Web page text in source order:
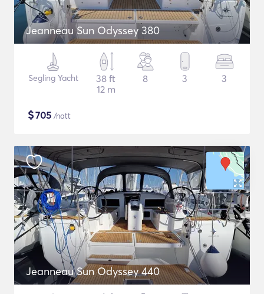
Jeanneau Sun Odyssey 380
Segling Yacht
38 ft
12 m
8 3 3
$705 /natt
Jeanneau Sun Odyssey 440